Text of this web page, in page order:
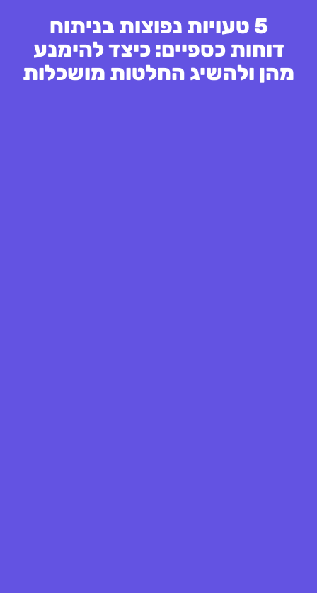
5 טעויות נפוצות בניתוח
דוחות כספיים: כיצד להימנע
מהן ולהשיג החלטות מושכלות